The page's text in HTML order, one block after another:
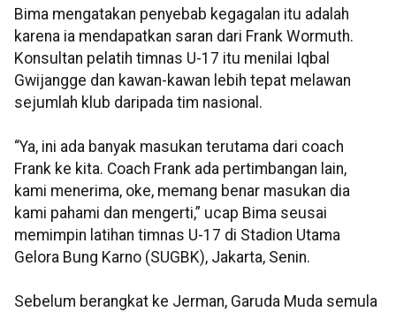
Bima mengatakan penyebab kegagalan itu adalah
karena ia mendapatkan saran dari Frank Wormuth.
Konsultan pelatih timnas U-17 itu menilai Iqbal
Gwijangge dan kawan-kawan lebih tepat melawan
sejumlah klub daripada tim nasional.
“Ya, ini ada banyak masukan terutama dari coach
Frank ke kita. Coach Frank ada pertimbangan lain,
kami menerima, oke, memang benar masukan dia
kami pahami dan mengerti,” ucap Bima seusai
memimpin latihan timnas U-17 di Stadion Utama
Gelora Bung Karno (SUGBK), Jakarta, Senin.
Sebelum berangkat ke Jerman, Garuda Muda semula